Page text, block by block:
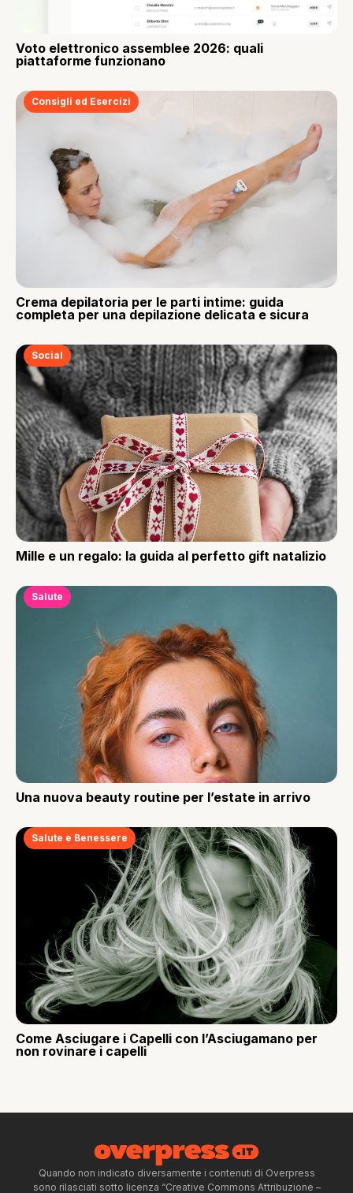
Voto elettronico assemblee 2026: quali
piattaforme funzionano
Consigli ed Esercizi
Crema depilatoria per le parti intime: guida
completa per una depilazione delicata e sicura
Social
Mille e un regalo: la guida al perfetto gift natalizio
Salute
Una nuova beauty routine per l’estate in arrivo
Salute e Benessere
Come Asciugare i Capelli con l’Asciugamano per
non rovinare i capelli
Quando non indicato diversamente i contenuti di Overpress
sono rilasciati sotto licenza “Creative Commons Attribuzione –